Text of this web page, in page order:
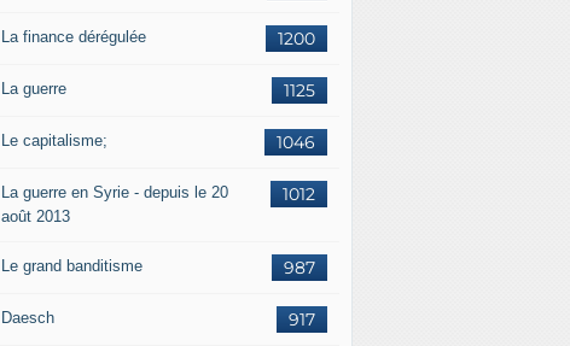
1200
La finance dérégulée
1125
La guerre
1046
Le capitalisme;
1012
La guerre en Syrie - depuis le 20
août 2013
987
Le grand banditisme
917
Daesch